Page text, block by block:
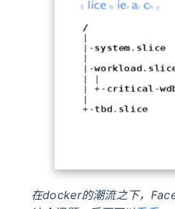
在docker的潮流之下，